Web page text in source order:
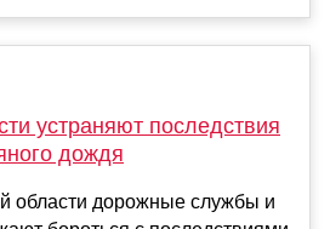
устраняют последствия
дождя
области дорожные службы и